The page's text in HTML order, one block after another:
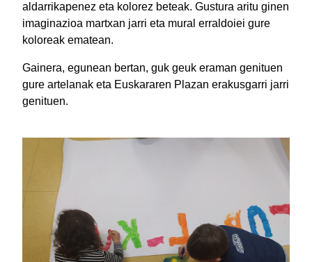
aldarrikapenez eta kolorez beteak. Gustura aritu ginen
imaginazioa martxan jarri eta mural erraldoiei gure
koloreak ematean.
Gainera, egunean bertan, guk geuk eraman genituen
gure artelanak eta Euskararen Plazan erakusgarri jarri
genituen.